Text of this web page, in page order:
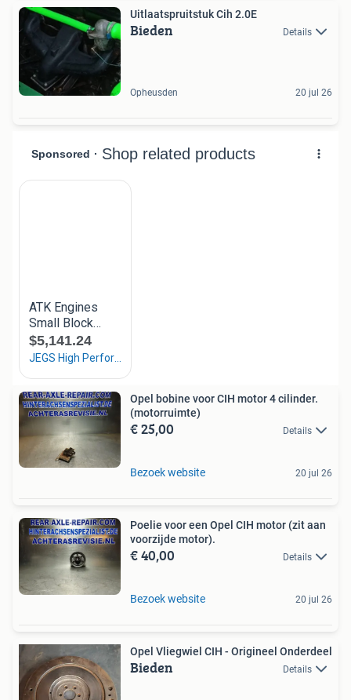
Uitlaatspruitstuk Cih 2.0E
Bieden Details
Opheusden 20 jul 26
Opel bobine voor CIH motor 4 cilinder.
(motorruimte)
€ 25,00 Details
Bezoek website 20 jul 26
Poelie voor een Opel CIH motor (zit aan
voorzijde motor).
€ 40,00 Details
Bezoek website 20 jul 26
Opel Vliegwiel CIH - Origineel Onderdeel
Bieden Details